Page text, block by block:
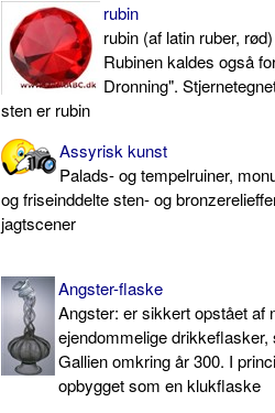
rubin
rubin (af latin ruber,
Rubinen kaldes også
Dronning".
sten er rubin
Assyrisk kunst
Palads- og tempelruiner,
og friseinddelte sten- og
jagtscener
Angster-flaske
Angster: er sikkert opstået af
ejendommelige drikkeflasker,
Gallien omkring år 300. I
opbygget som en klukflaske